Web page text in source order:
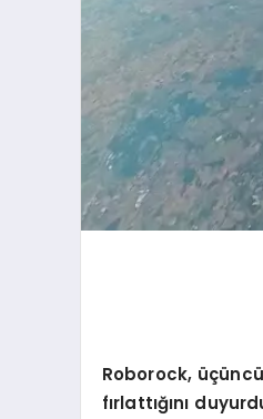
Roborock,
fırlattığını